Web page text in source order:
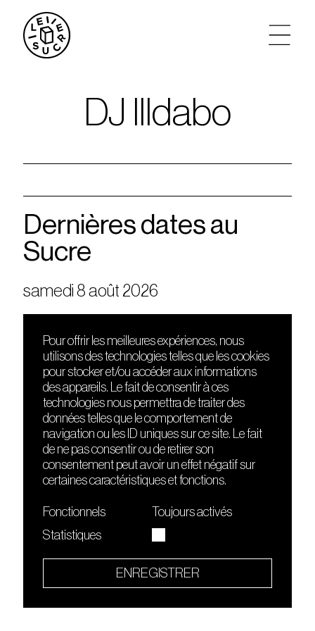
agenda
le sucre max
privatisations
DJ Illdabo
Dernières dates au
Sucre
samedi 8 août 2026
DÉCOUVRIR
Le lieu
Contact
Presse
Cours de DJing
TMLAB
FRIENDS
Nuits sonores
HEAT
Hôtel71
La Gaîté Lyrique
Le Sucre fait partie de
Quartier culturel et créatif
Pour offrir les meilleures expériences, nous
utilisons des technologies telles que les cookies
pour stocker et/ou accéder aux informations
des appareils. Le fait de consentir à ces
technologies nous permettra de traiter des
données telles que le comportement de
navigation ou les ID uniques sur ce site. Le fait
de ne pas consentir ou de retirer son
consentement peut avoir un effet négatif sur
certaines caractéristiques et fonctions.
Fonctionnels
Toujours activés
Statistiques
ENREGISTRER